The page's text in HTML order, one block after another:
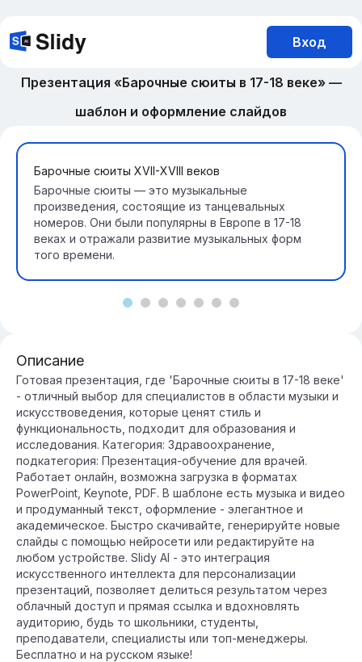
Вход
Презентация «Барочные сюиты в 17-18 веке» —
шаблон и оформление слайдов
Барочные сюиты XVII-XVIII веков
Барочные сюиты — это музыкальные
произведения, состоящие из танцевальных
номеров. Они были популярны в Европе в 17-18
веках и отражали развитие музыкальных форм
того времени.
Описание
Готовая презентация, где 'Барочные сюиты в 17-18 веке'
- отличный выбор для специалистов в области музыки и
искусствоведения, которые ценят стиль и
функциональность, подходит для образования и
исследования. Категория: Здравоохранение,
подкатегория: Презентация-обучение для врачей.
Работает онлайн, возможна загрузка в форматах
PowerPoint, Keynote, PDF. В шаблоне есть музыка и видео
и продуманный текст, оформление - элегантное и
академическое. Быстро скачивайте, генерируйте новые
слайды с помощью нейросети или редактируйте на
любом устройстве. Slidy AI - это интеграция
искусственного интеллекта для персонализации
презентаций, позволяет делиться результатом через
облачный доступ и прямая ссылка и вдохновлять
аудиторию, будь то школьники, студенты,
преподаватели, специалисты или топ-менеджеры.
Бесплатно и на русском языке!